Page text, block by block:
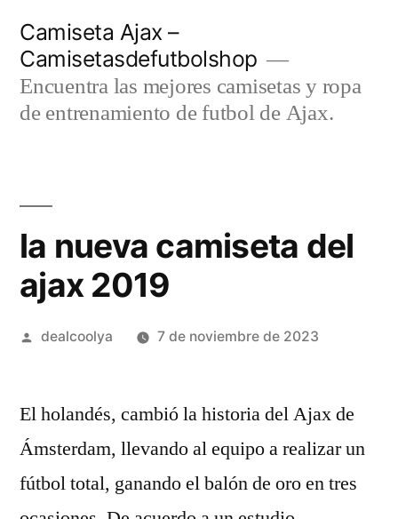
contenido
Camiseta Ajax –
Camisetasdefutbolshop
Encuentra las mejores camisetas y ropa
de entrenamiento de futbol de Ajax.
la nueva camiseta del
ajax 2019
Publicado
dealcoolya 7 de noviembre de 2023
El holandés, cambió la historia del Ajax de
Ámsterdam, llevando al equipo a realizar un
fútbol total, ganando el balón de oro en tres